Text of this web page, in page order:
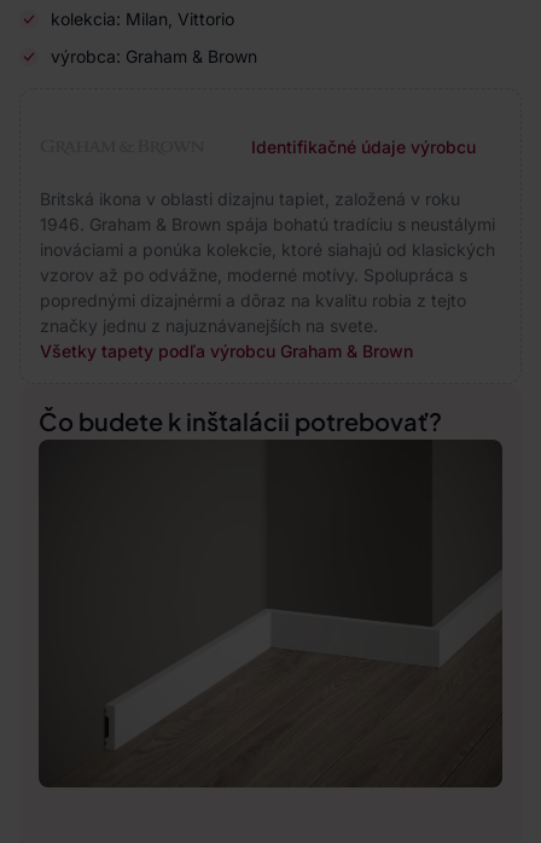
kolekcia: Milan, Vittorio
výrobca: Graham & Brown
Identifikačné údaje výrobcu
Britská ikona v oblasti dizajnu tapiet, založená v roku
1946. Graham & Brown spája bohatú tradíciu s neustálymi
inováciami a ponúka kolekcie, ktoré siahajú od klasických
vzorov až po odvážne, moderné motívy. Spolupráca s
poprednými dizajnérmi a dôraz na kvalitu robia z tejto
značky jednu z najuznávanejších na svete.
Všetky tapety podľa výrobcu Graham & Brown
Čo budete k inštalácii potrebovať?